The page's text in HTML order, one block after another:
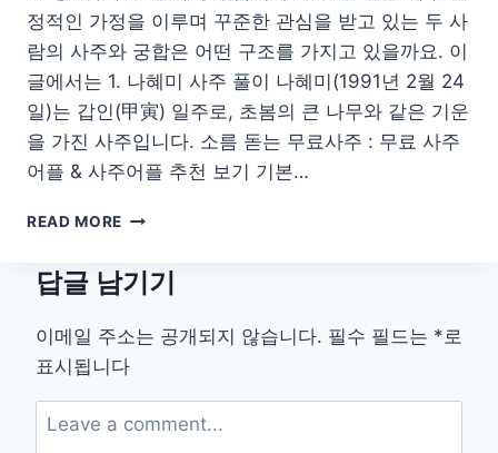
정적인 가정을 이루며 꾸준한 관심을 받고 있는 두 사
람의 사주와 궁합은 어떤 구조를 가지고 있을까요. 이
글에서는 1. 나혜미 사주 풀이 나혜미(1991년 2월 24
일)는 갑인(甲寅) 일주로, 초봄의 큰 나무와 같은 기운
을 가진 사주입니다. 소름 돋는 무료사주 : 무료 사주
어플 & 사주어플 추천 보기 기본…
READ MORE
에
사
주
풀
이
궁
답글 남기기
이메일 주소는 공개되지 않습니다. 필수 필드는 * 로
표시됩니다